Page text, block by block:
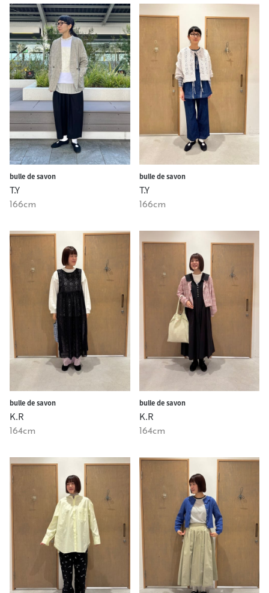
bulle de savon
T.Y
166cm
bulle de savon
T.Y
166cm
bulle de savon
K.R
164cm
bulle de savon
K.R
164cm